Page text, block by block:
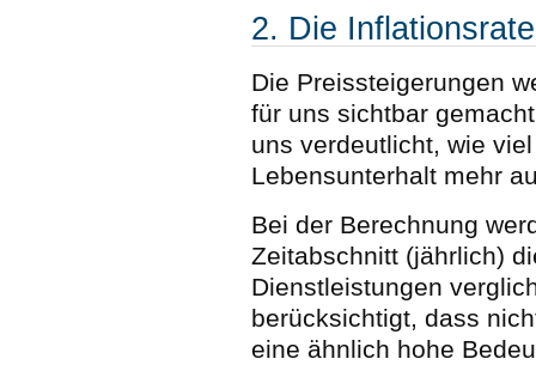
2. Die Inflationsrate
Die Preissteigerungen
für uns sichtbar
uns verdeutlicht, wie
Lebensunterhalt mehr
Bei der Berechnung
Zeitabschnitt (jährlich)
Dienstleistungen
berücksichtigt, dass
eine ähnlich hohe